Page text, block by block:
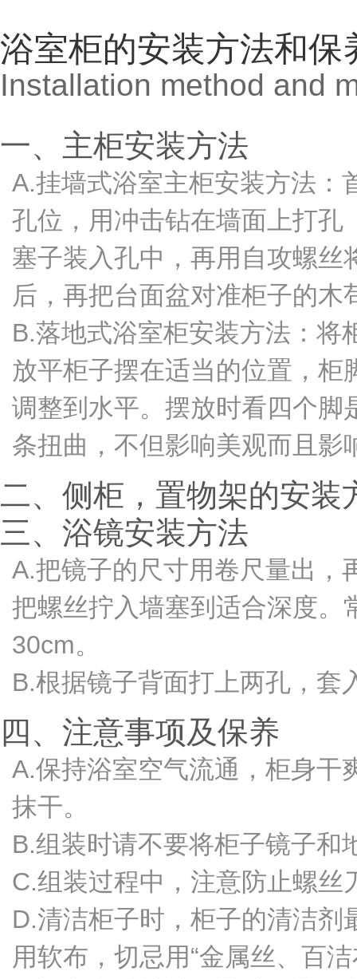
浴室柜的安装方法和保
Installation method and
一、主柜安装方法
A.挂墙式浴室主柜安装方法：
孔位，用冲击钻在墙面上打
塞子装入孔中，再用自攻螺
后，再把台面盆对准柜子的木
B.落地式浴室柜安装方法：将
放平柜子摆在适当的位置，
调整到水平。摆放时看四个脚
条扭曲，不但影响美观而且影
二、侧柜，置物架的安装
三、浴镜安装方法
A.把镜子的尺寸用卷尺量出，
把螺丝拧入墙塞到适合深度
30cm。
B.根据镜子背面打上两孔，套
四、注意事项及保养
A.保持浴室空气流通，柜身干
抹干。
B.组装时请不要将柜子镜子和
C.组装过程中，注意防止螺丝
D.清洁柜子时，柜子的清洁
用软布，切忌用“金属丝、百